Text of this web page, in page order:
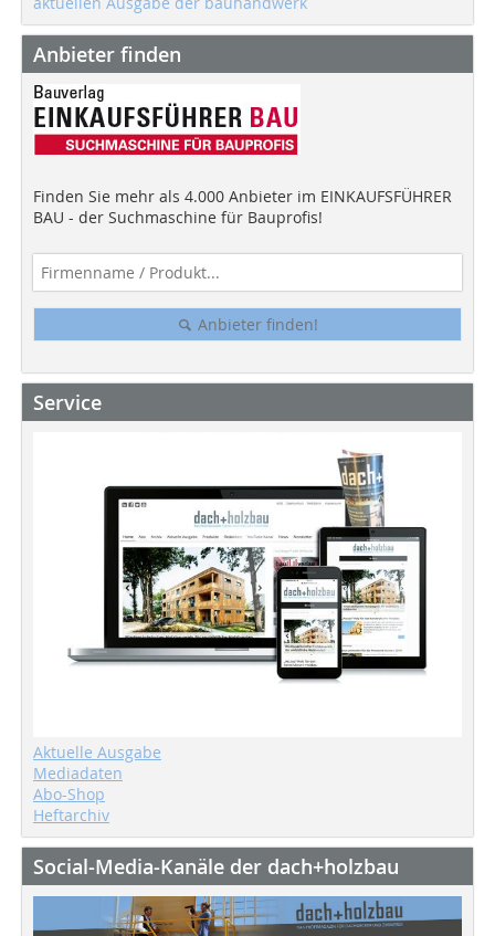
Anbieter finden
Finden Sie mehr als 4.000 Anbieter im EINKAUFSFÜHRER
BAU - der Suchmaschine für Bauprofis!
Anbieter finden!
Service
Aktuelle Ausgabe
Mediadaten
Abo-Shop
Heftarchiv
Social-Media-Kanäle der dach+holzbau